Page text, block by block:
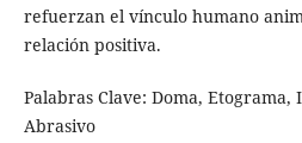
refuerzan el vínculo humano
relación positiva.
Palabras Clave: Doma,
Abrasivo